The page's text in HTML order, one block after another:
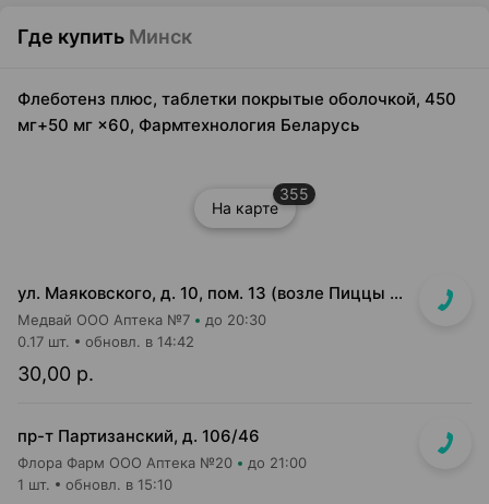
Где купить Минск
Флеботенз плюс, таблетки покрытые оболочкой, 450
мг+50 мг ×60, Фармтехнология Беларусь
На карте
355
ул. Маяковского, д. 10, пом. 13 (возле Пиццы Мании)
Медвай ООО Аптека №7 до 20:30
30,00 р.
0.17 шт. обновл. в 14:42
пр-т Партизанский, д. 106/46
Флора Фарм ООО Аптека №20 до 21:00
1 шт. обновл. в 15:10